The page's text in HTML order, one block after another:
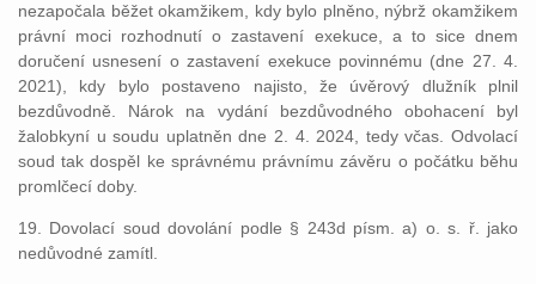
nezapočala běžet okamžikem, kdy bylo plněno, nýbrž okamžikem
právní moci rozhodnutí o zastavení exekuce, a to sice dnem
doručení usnesení o zastavení exekuce povinnému (dne 27. 4.
2021), kdy bylo postaveno najisto, že úvěrový dlužník plnil
bezdůvodně. Nárok na vydání bezdůvodného obohacení byl
žalobkyní u soudu uplatněn dne 2. 4. 2024, tedy včas. Odvolací
soud tak dospěl ke správnému právnímu závěru o počátku běhu
promlčecí doby.
19. Dovolací soud dovolání podle § 243d písm. a) o. s. ř. jako
nedůvodné zamítl.